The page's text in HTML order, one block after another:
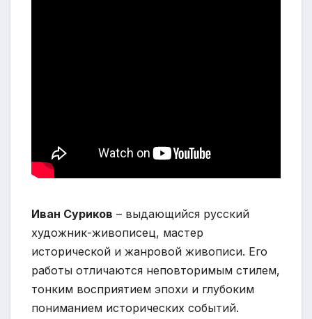
Иван Суриков – выдающийся русский
художник-живописец, мастер
исторической и жанровой живописи. Его
работы отличаются неповторимым стилем,
тонким восприятием эпохи и глубоким
пониманием исторических событий.